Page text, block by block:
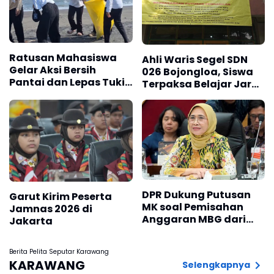
Ratusan Mahasiswa
Gelar Aksi Bersih
Pantai dan Lepas Tukik
Ahli Waris Segel SDN
026 Bojongloa, Siswa
Terpaksa Belajar Jarak
Garut Kirim Peserta
Jamnas 2026 di
Jakarta
DPR Dukung Putusan
MK soal Pemisahan
Anggaran MBG dari
Berita Pelita Seputar Karawang
KARAWANG Selengkapnya